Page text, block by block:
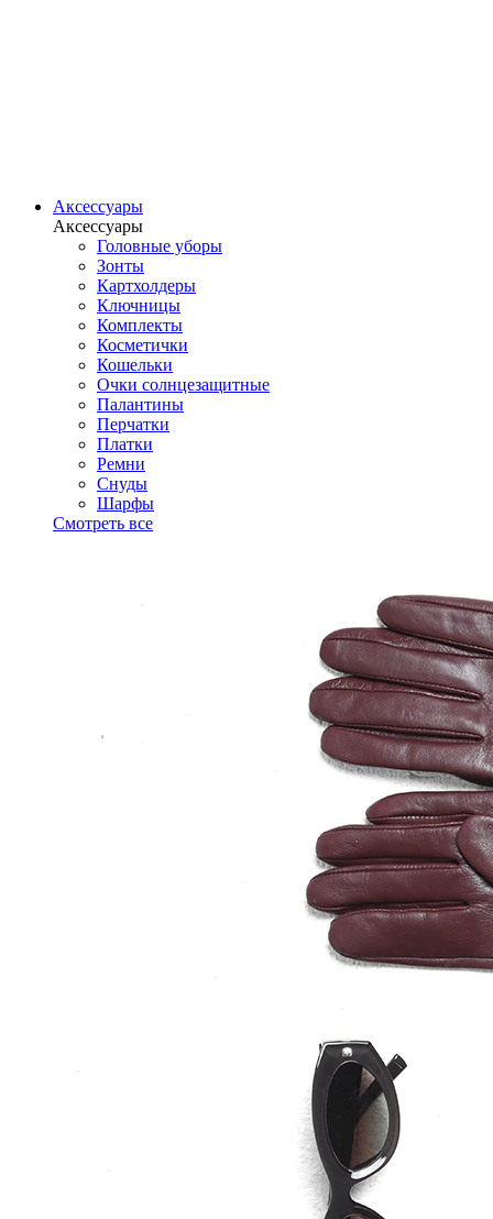
Аксессуары
Аксессуары
Головные уборы
Зонты
Картхолдеры
Ключницы
Комплекты
Косметички
Кошельки
Очки солнцезащитные
Палантины
Перчатки
Платки
Ремни
Снуды
Шарфы
Смотреть все